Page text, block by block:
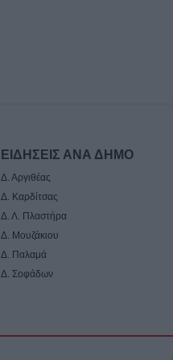
ΕΙΔΗΣΕΙΣ ΑΝΑ ΔΗΜΟ
Δ. Αργιθέας
Δ. Καρδίτσας
Δ. Λ. Πλαστήρα
Δ. Μουζάκιου
Δ. Παλαμά
Δ. Σοφάδων